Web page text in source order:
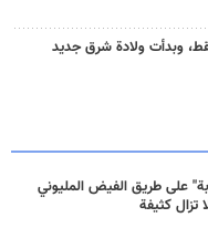
وبدأت ولادة شرق جديد
على طريق الفيض المليوني
تزال كثيفة